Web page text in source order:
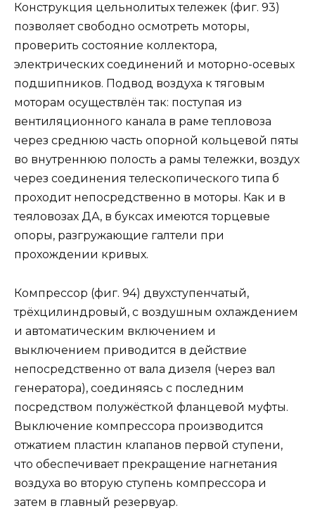
Конструкция цельнолитых тележек (фиг. 93)
позволяет свободно осмотреть моторы,
проверить состояние коллектора,
электрических соединений и моторно-осевых
подшипников. Подвод воздуха к тяговым
моторам осуществлён так: поступая из
вентиляционного канала в раме тепловоза
через среднюю часть опорной кольцевой пяты
во внутреннюю полость а рамы тележки, воздух
через соединения телескопического типа б
проходит непосредственно в моторы. Как и в
теяловозах ДА, в буксах имеются торцевые
опоры, разгружающие галтели при
прохождении кривых.
Компрессор (фиг. 94) двухступенчатый,
трёхцилиндровый, с воздушным охлаждением
и автоматическим включением и
выключением приводится в действие
непосредственно от вала дизеля (через вал
генератора), соединяясь с последним
посредством полужёсткой фланцевой муфты.
Выключение компрессора производится
отжатием пластин клапанов первой ступени,
что обеспечивает прекращение нагнетания
воздуха во вторую ступень компрессора и
затем в главный резервуар.